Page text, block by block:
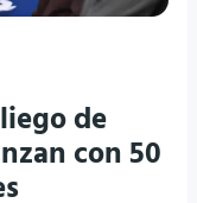
de
con 50